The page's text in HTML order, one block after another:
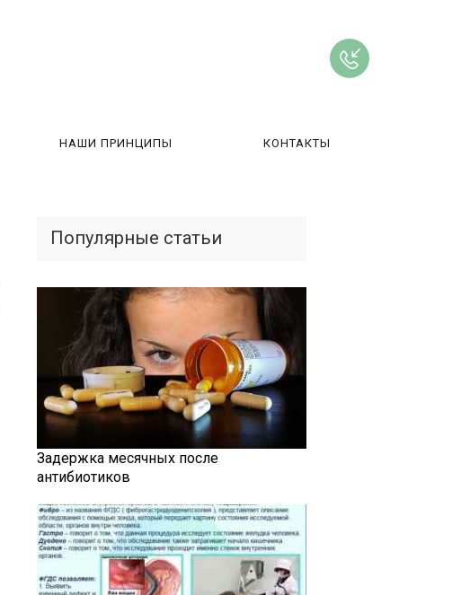
НАШИ ПРИНЦИПЫ КОНТАКТЫ
Популярные статьи
Задержка месячных после
антибиотиков